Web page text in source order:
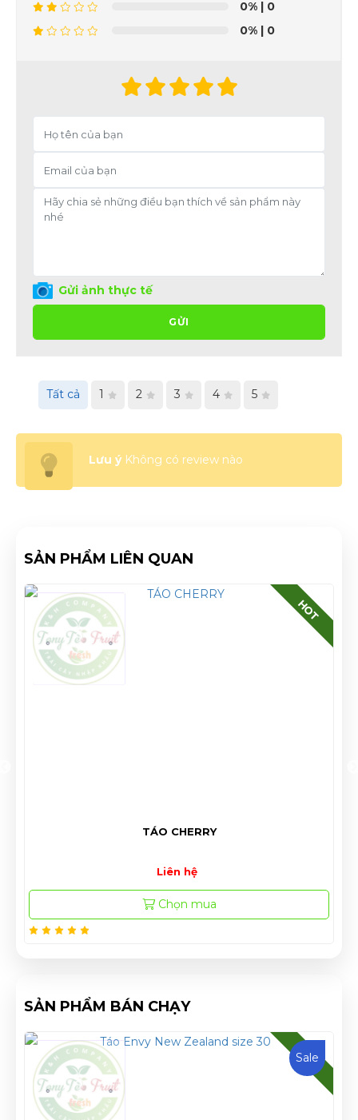
0% | 0
0% | 0
Gửi ảnh thực tế
GỬI
Tất cả 1 2 3 4 5
Lưu ýKhông có review nào
SẢN PHẨM LIÊN QUAN
HOT
TÁO CHERRY
Liên hệ
Chọn mua
SẢN PHẨM BÁN CHẠY
HOT
Sale